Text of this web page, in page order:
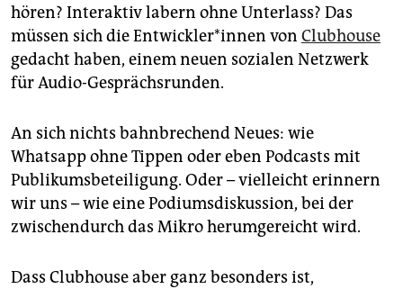
hören? Interaktiv labern ohne Unterlass? Das
müssen sich die Ent­wick­le­r*in­nen von Clubhouse
gedacht haben, einem neuen sozialen Netzwerk
für Audio-Gesprächsrunden.
An sich nichts bahnbrechend Neues: wie
Whatsapp ohne Tippen oder eben Podcasts mit
Publikumsbeteiligung. Oder – vielleicht erinnern
wir uns – wie eine Podiumsdiskussion, bei der
zwischendurch das Mikro herumgereicht wird.
Dass Clubhouse aber ganz besonders ist,